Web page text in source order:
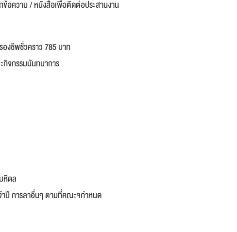
อความ / หนังสือเพื่อติดต่อประสานงาน
องชีพชั่วคราว 785 บาท
จกรรมนันทนาการ
หิดล
ปี การลาอื่นๆ ตามที่คณะฯกำหนด